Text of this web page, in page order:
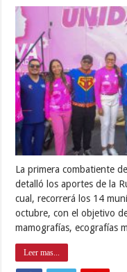
La primera combatiente
detalló los aportes de la
cual, recorrerá los 14
octubre, con el objetivo
mamografías, ecografías
Leer mas...